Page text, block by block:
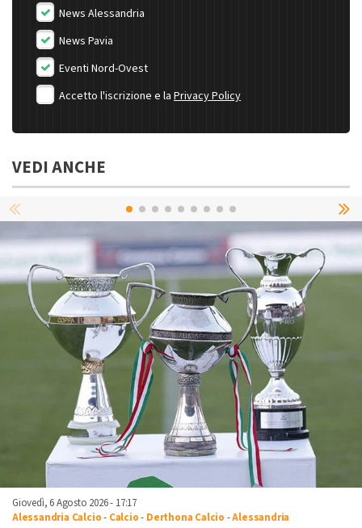
News Alessandria
News Pavia
Eventi Nord-Ovest
Accetto l'iscrizione e la Privacy Policy
VEDI ANCHE
Giovedì, 6 Agosto 2026 - 17:17
Alessandria Calcio- Calcio- Derthona Calcio -Alessandria